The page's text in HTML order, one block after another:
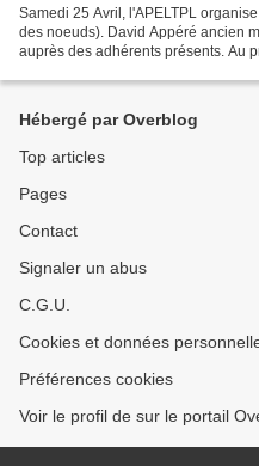
Samedi 25 Avril, l'APELTPL
des noeuds). David Appéré ancien
auprès des adhérents présents. Au
Hébergé par Overblog
Top articles
Pages
Contact
Signaler un abus
C.G.U.
Cookies et données
Préférences cookies
Voir le profil de sur le portail